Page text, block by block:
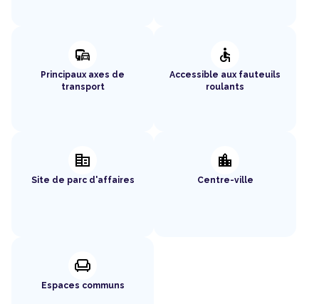
commute
Principaux axes de
transport
accessible
Accessible aux fauteuils
roulants
corporate_fare
Site de parc d'affaires
location_city
Centre-ville
chair
Espaces communs